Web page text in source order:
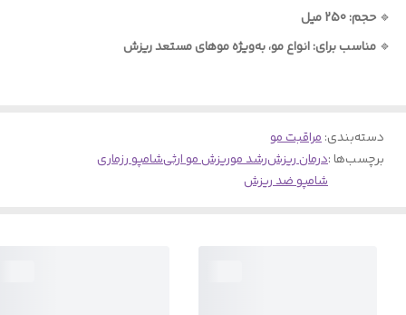
🔹 حجم: 250 میل
🔹 مناسب برای: انواع مو، به‌ویژه موهای مستعد ریزش
دسته‌بندی:مراقبت مو
برچسب‌ها :درمان ریزشرشد موریزش مو ارثیشامپو رزماری
شامپو ضد ریزش